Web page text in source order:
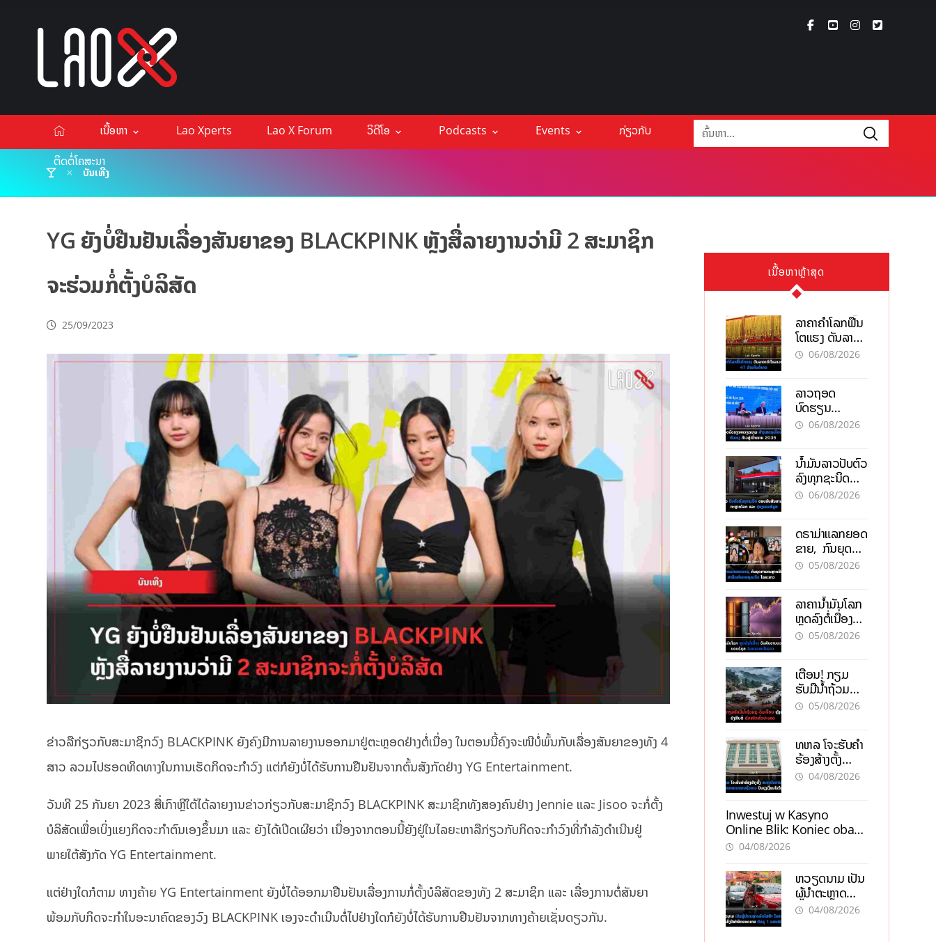
ເນື້ອຫາ Lao Xperts Lao X Forum ວິດີໂອ Podcasts Events
ກ່ຽວກັບ
ຕິດຕໍ່ໂຄສະນາ
ບັນເທີງ
YG ຍັງບໍ່ຢືນຢັນເລື່ອງສັນຍາຂອງ BLACKPINK ຫຼັງສື່ລາຍງານວ່າມີ 2 ສະມາຊິກ
ຈະຮ່ວມກໍ່ຕັ້ງບໍລິສັດ
25/09/2023
ຂ່າວລືກ່ຽວກັບສະມາຊິກວົງ BLACKPINK ຍັງຄົງມີການລາຍງານອອກມາຢູ່ຕະຫຼອດຢ່າງຕໍ່ເນື່ອງ ໃນຕອນນີ້ຄົງຈະໜີບໍ່ພົ້ນກັບເລື່ອງສັນຍາຂອງທັງ 4
ສາວ ລວມໄປຮອດທິດທາງໃນການເຮັດກິດຈະກຳວົງ ແຕ່ກໍຍັງບໍ່ໄດ້ຮັບການຢືນຢັນຈາກຕົ້ນສັງກັດຢ່າງ YG Entertainment.
ວັນທີ 25 ກັນຍາ 2023 ສື່ເກົາຫຼີໃຕ້ໄດ້ລາຍງານຂ່າວກ່ຽວກັບສະມາຊິກວົງ BLACKPINK ສະມາຊິກທັງສອງຄົນຢ່າງ Jennie ແລະ Jisoo ຈະກໍ່ຕັ້ງ
ບໍລິສັດເພື່ອເບິ່ງແຍງກິດຈະກຳຕົນເອງຂຶ້ນມາ ແລະ ຍັງໄດ້ເປີດເຜີຍວ່າ ເນື່ອງຈາກຕອນນີ້ຍັງຢູ່ໃນໄລຍະຫາລືກ່ຽວກັບກິດຈະກຳວົງທີ່ກຳລັງດຳເນີນຢູ່
ພາຍໃຕ້ສັງກັດ YG Entertainment.
ແຕ່ຢ່າງໃດກໍຕາມ ທາງຄ້າຍ YG Entertainment ຍັງບໍ່ໄດ້ອອກມາຢືນຢັນເລື່ອງການກໍ່ຕັ້ງບໍລິສັດຂອງທັງ 2 ສະມາຊິກ ແລະ ເລື່ອງການຕໍ່ສັນຍາ
ພ້ອມກັບກິດຈະກຳໃນອະນາຄົດຂອງວົງ BLACKPINK ເອງຈະດຳເນີນຕໍ່ໄປຢ່າງໃດກໍຍັງບໍ່ໄດ້ຮັບການຢືນຢັນຈາກທາງຄ້າຍເຊັ່ນດຽວກັນ.
ເນື້ອຫາຫຼ້າສຸດ
ລາຄາຄຳໂລກຟື້ນ
ໂຕແຮງ ດັນລາຄາ
ຄຳໃນລາວທະລຸ
06/08/2026
ລາວຖອດ
ບົດຮຽນ
ຫວຽດນາມ ສ້າງ
ເປົ້າໝາຍ 2035
06/08/2026
ນໍ້າມັນລາວປັບຕົວ
ລົງທຸກຊະນິດ
ຕອບຮັບສັນຍານ
ແຄບຮໍມູສ
06/08/2026
ດຣາມ່າແລກຍອດ
ຂາຍ, ກົນຍຸດ
ການຕະຫຼາດສີ
ໄລຍະຍາວ
05/08/2026
ລາຄານ້ຳມັນໂລກ
ຫຼຸດລົງຕໍ່ເນື່ອງ
ຮັບສັນຍານບວກ
ລາວ
05/08/2026
ເຕືອນ! ກຽມ
ຮັບມືນໍ້າຖ້ວມ
ກະທັນຫັນ-ດິນ
ໜັກທົ່ວປະເທດ
05/08/2026
ທຫລ ໂຈະຮັບຄຳ
ຮ້ອງສ້າງຕັ້ງ
ສະຖາບັນການເງິນ
ເງື່ອນໄຂໃໝ່
04/08/2026
Inwestuj w Kasyno
Online Blik: Koniec obaw,
kropka i Blik dla
04/08/2026
ຫວຽດນາມ ເປັນ
ຜູ້ນຳຕະຫຼາດ
ລົດໄຟຟ້າ ໃນອາ
04/08/2026